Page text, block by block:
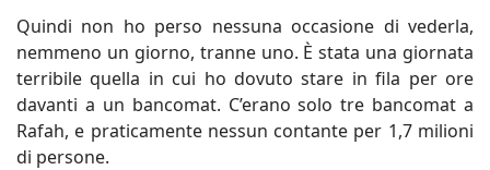
Quindi non ho perso nessuna occasione di vederla,
nemmeno un giorno, tranne uno. È stata una giornata
terribile quella in cui ho dovuto stare in fila per ore
davanti a un bancomat. C’erano solo tre bancomat a
Rafah, e praticamente nessun contante per 1,7 milioni
di persone.